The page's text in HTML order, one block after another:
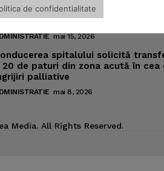
pacienţilor din spitalul
lupa nemţenilor de pe reţelele
mai 15, 2026
spitalului solicită
20 de paturi din zona acută în cea
palliative
mai 8, 2026
Media. All Rights Reserved.
de confidentialitate